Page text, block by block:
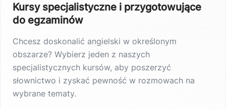
Kursy specjalistyczne i przygotowujące
do egzaminów
Chcesz doskonalić angielski w określonym
obszarze? Wybierz jeden z naszych
specjalistycznych kursów, aby poszerzyć
słownictwo i zyskać pewność w rozmowach na
wybrane tematy.